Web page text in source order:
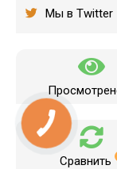
Мы в Twitter
Сравнить